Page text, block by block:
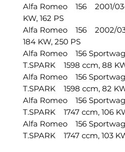
Alfa Romeo 156 2001/
KW, 162 PS
Alfa Romeo 156 2002/
184 KW, 250 PS
Alfa Romeo 156
T.SPARK 1598 ccm, 88
Alfa Romeo 156
T.SPARK 1598 ccm, 82
Alfa Romeo 156
T.SPARK 1747 ccm, 106
Alfa Romeo 156
T.SPARK 1747 ccm, 103